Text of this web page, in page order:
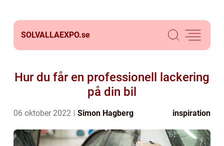
SOLVALLAEXPO.se
Hur du får en professionell lackering
på din bil
06 oktober 2022 Simon Hagberg inspiration